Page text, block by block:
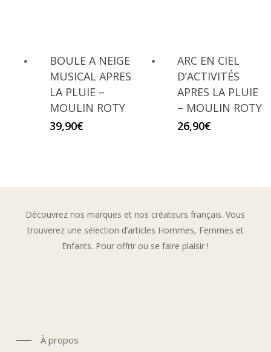
BOULE A NEIGE
MUSICAL APRES
LA PLUIE –
MOULIN ROTY
39,90€
ARC EN CIEL
D’ACTIVITÉS
APRES LA PLUIE
– MOULIN ROTY
26,90€
Découvrez nos marques et nos créateurs français. Vous
trouverez une sélection d’articles Hommes, Femmes et
Enfants. Pour offrir ou se faire plaisir !
À propos